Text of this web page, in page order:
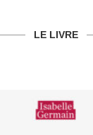
LE LIVRE